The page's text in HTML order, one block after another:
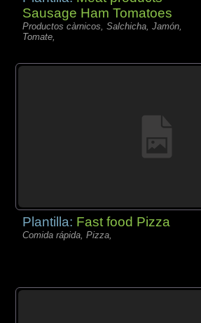
Sausage Ham Tomatoes
Productos càrnicos, Salchicha, Jamón,
Tomate,
Plantilla: Fast food Pizza
Comida rápida, Pizza,